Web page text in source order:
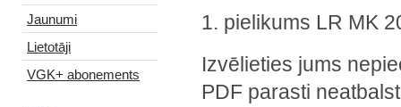
Jaunumi
Lietotāji
VGK+ abonements
1. pielikums LR MK
Izvēlieties jums
PDF parasti